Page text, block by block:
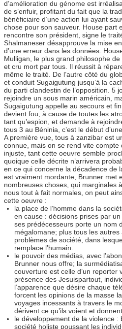
d’amélioration du génome est
de s’enfuir, profitant du fait que la
bénéficiaire d’une action lui ayant
chose pour son sauveur. House part
rencontre son président, signe le
Shalmaneser désapprouve la mise
d’une erreur dans les données.
Mulligan, le plus grand philosophe
et cru mort par tous. Il réussit à
même le traité. De l’autre côté du
et conduit Sugaigutung jusqu’à la
du parti clandestin de l’opposition. 5
rejoindre un sous marin américain,
Sugaigutung appelle au secours et
devient fou, à cause de toutes les
tant qu’espion, et demande à
tous 3 au Béninia, c’est le début
A première vue, tous à zanzibar est
connue, mais on se rend vite compte
injuste, tant cette oeuvre semble
quoique celle décrite n’arrivera
en ce qui concerne la décadence de
est vraiment mordante, Brunner met
nombreuses choses, qui marginales
nous tout à fait normales, on peut
cette oeuvre :
la place de l’homme dans la
en cause : décisions prises par
ses prédécesseurs porte un nom
mégalomane; plus tous les
problèmes de société, dans
remplace l’humain.
le pouvoir des médias, avec
Brunner nous offre; la
couverture est celle d’un reporter
présence des Jesuispartout,
l’apparence que désire chaque
forcent les opinions de la masse
voyages incessants à travers le
dérivent ce qu’ils voient et
le développement de la violence :
société holiste poussant les